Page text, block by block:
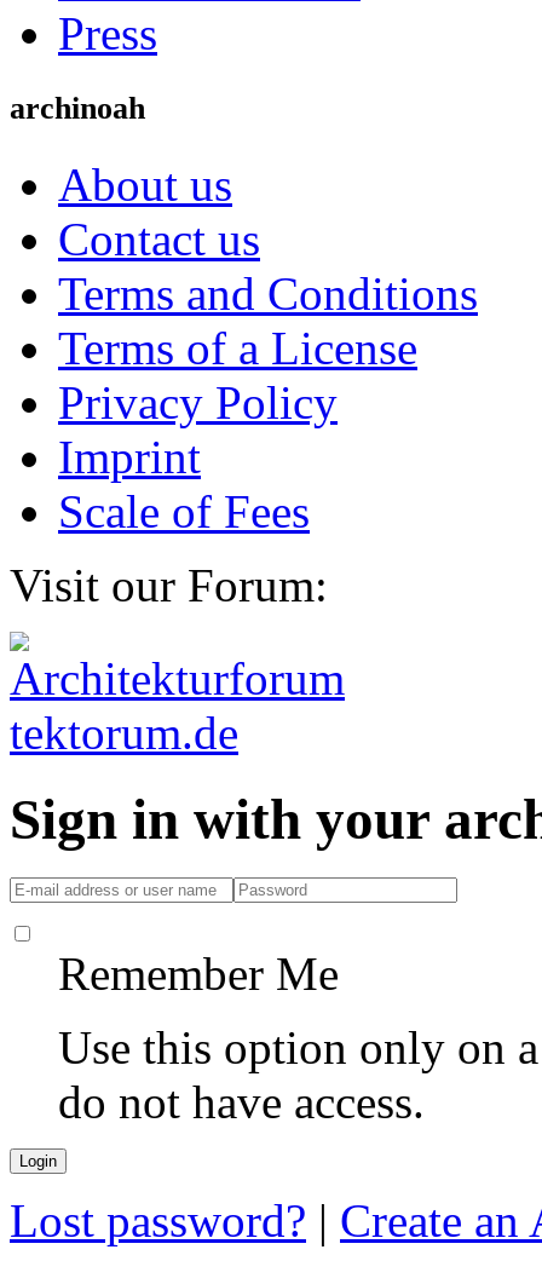
Press
archinoah
About us
Contact us
Terms and Conditions
Terms of a License
Privacy Policy
Imprint
Scale of Fees
Visit our Forum:
Sign in with your
Remember Me
Use this option only on
do not have access.
Lost password? | Create an